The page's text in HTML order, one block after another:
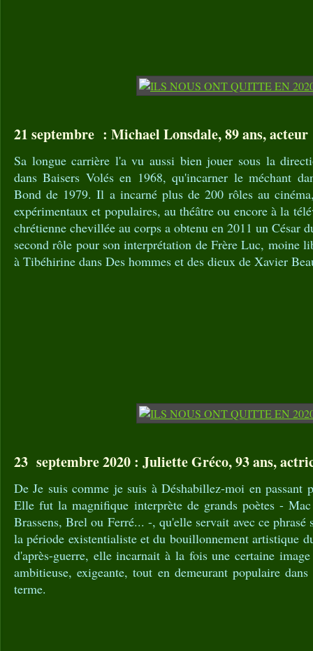
21 septembre : Michael Lonsdale, 89 ans, acteur
Sa longue carrière l'a vu aussi bien jouer sous la
dans Baisers Volés en 1968, qu'incarner le méchant
Bond de 1979. Il a incarné plus de 200 rôles au
expérimentaux et populaires, au théâtre ou encore à la
chrétienne chevillée au corps a obtenu en 2011 un César
second rôle pour son interprétation de Frère Luc, moine
à Tibéhirine dans Des hommes et des dieux de Xavier
23 septembre 2020 : Juliette Gréco, 93 ans,
De Je suis comme je suis à Déshabillez-moi en passant
Elle fut la magnifique interprète de grands poètes -
Brassens, Brel ou Ferré... -, qu'elle servait avec ce
la période existentialiste et du bouillonnement artistique
d'après-guerre, elle incarnait à la fois une certaine
ambitieuse, exigeante, tout en demeurant populaire
terme.